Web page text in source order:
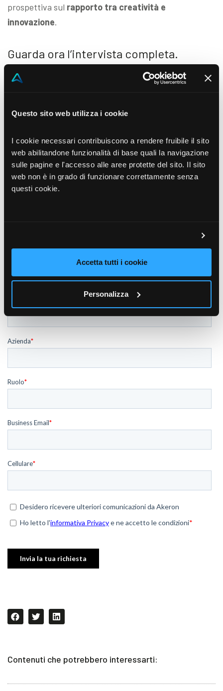
Questo sito web utilizza i cookie
I cookie necessari contribuiscono a rendere fruibile il sito
web abilitandone funzionalità di base quali la navigazione
sulle pagine e l'accesso alle aree protette del sito. Il sito
web non è in grado di funzionare correttamente senza
questi cookie.
Accetta tutti i cookie
Personalizza
prospettiva sul rapporto tra creatività e
innovazione.
Guarda ora l’intervista completa.
Contenuti che potrebbero interessarti: